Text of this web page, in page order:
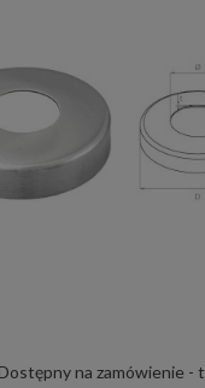
Dostępny na zamówienie -